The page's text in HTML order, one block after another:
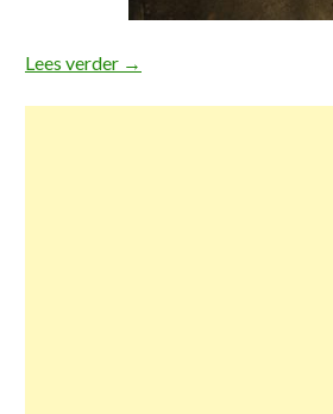
Lees verder Must-do in Berlijn
→